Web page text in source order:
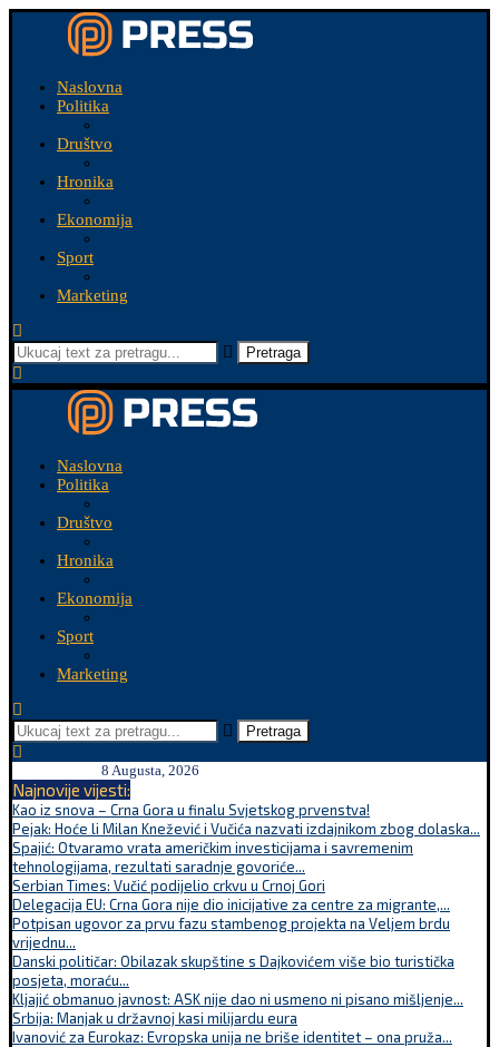
Naslovna
Politika
Društvo
Hronika
Ekonomija
Sport
Marketing
Pretraga
Naslovna
Politika
Društvo
Hronika
Ekonomija
Sport
Marketing
Pretraga
8 Augusta, 2026
Najnovije vijesti:
Kao iz snova – Crna Gora u finalu Svjetskog prvenstva!
Pejak: Hoće li Milan Knežević i Vučića nazvati izdajnikom zbog dolaska...
Spajić: Otvaramo vrata američkim investicijama i savremenim
tehnologijama, rezultati saradnje govoriće...
Serbian Times: Vučić podijelio crkvu u Crnoj Gori
Delegacija EU: Crna Gora nije dio inicijative za centre za migrante,...
Potpisan ugovor za prvu fazu stambenog projekta na Veljem brdu
vrijednu...
Danski političar: Obilazak skupštine s Dajkovićem više bio turistička
posjeta, moraću...
Kljajić obmanuo javnost: ASK nije dao ni usmeno ni pisano mišljenje...
Srbija: Manjak u državnoj kasi milijardu eura
Ivanović za Eurokaz: Evropska unija ne briše identitet – ona pruža...